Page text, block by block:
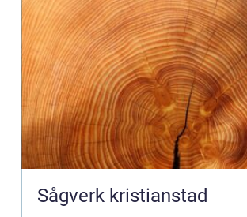
Sågverk kristianstad